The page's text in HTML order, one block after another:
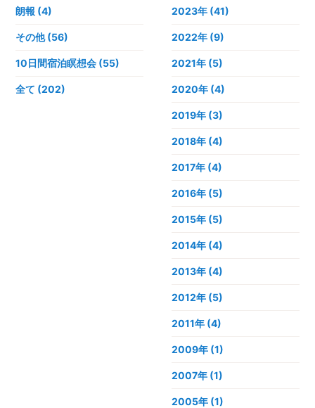
朗報 (4)
その他 (56)
10日間宿泊瞑想会 (55)
全て (202)
2023年 (41)
2022年 (9)
2021年 (5)
2020年 (4)
2019年 (3)
2018年 (4)
2017年 (4)
2016年 (5)
2015年 (5)
2014年 (4)
2013年 (4)
2012年 (5)
2011年 (4)
2009年 (1)
2007年 (1)
2005年 (1)